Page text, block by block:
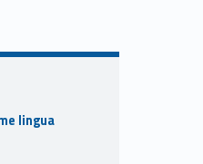
lingua